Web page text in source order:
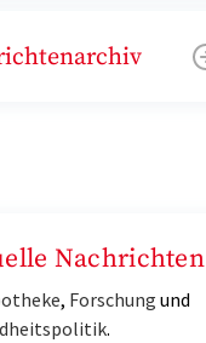
Nachrichten
, Forschung und
.